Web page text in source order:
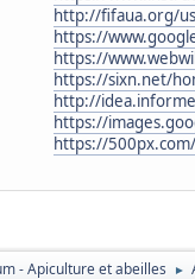
http://fifaua.org/
https://
https://
https://sixn.net/
http://
https://
https://
- Apiculture et abeilles ►